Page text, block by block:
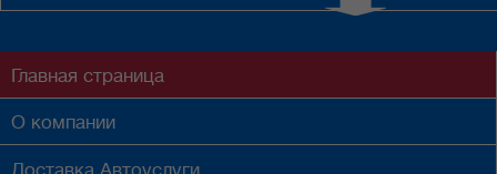
Главная страница
О компании
Доставка Автоуслуги